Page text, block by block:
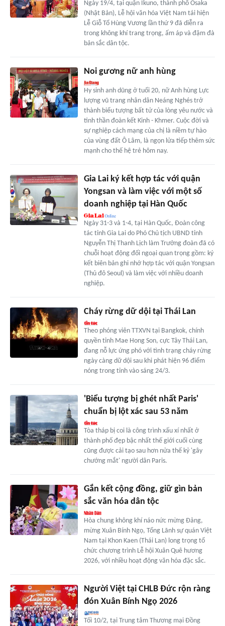
Ngày 19/4, tại quận Ikuno, thành phố Osaka
(Nhật Bản), Lễ hội văn hóa Việt Nam tái hiện
Lễ Giỗ Tổ Hùng Vương lần thứ 9 đã diễn ra
trong không khí trang trọng, ấm áp và đậm đà
bản sắc dân tộc.
Noi gương nữ anh hùng
Hy sinh anh dũng ở tuổi 20, nữ Anh hùng Lực
lượng vũ trang nhân dân Neáng Nghés trở
thành biểu tượng bất tử của lòng yêu nước và
tinh thần đoàn kết Kinh - Khmer. Cuộc đời và
sự nghiệp cách mạng của chị là niềm tự hào
của vùng đất Ô Lâm, là ngọn lửa tiếp thêm sức
mạnh cho thế hệ trẻ hôm nay.
Gia Lai ký kết hợp tác với quận
Yongsan và làm việc với một số
doanh nghiệp tại Hàn Quốc
Ngày 31-3 và 1-4, tại Hàn Quốc, Đoàn công
tác tỉnh Gia Lai do Phó Chủ tịch UBND tỉnh
Nguyễn Thị Thanh Lịch làm Trưởng đoàn đã có
chuỗi hoạt động đối ngoại quan trọng gồm: ký
kết biên bản ghi nhớ hợp tác với quận Yongsan
(Thủ đô Seoul) và làm việc với nhiều doanh
nghiệp.
Cháy rừng dữ dội tại Thái Lan
Theo phóng viên TTXVN tại Bangkok, chính
quyền tỉnh Mae Hong Son, cực Tây Thái Lan,
đang nỗ lực ứng phó với tình trạng cháy rừng
ngày càng dữ dội sau khi phát hiện 96 điểm
nóng trong tỉnh vào sáng 24/3.
'Biểu tượng bị ghét nhất Paris'
chuẩn bị lột xác sau 53 năm
Tòa tháp bị coi là công trình xấu xí nhất ở
thành phố đẹp bậc nhất thế giới cuối cùng
cũng được cải tạo sau hơn nửa thế kỷ 'gây
chướng mắt' người dân Paris.
Gắn kết cộng đồng, giữ gìn bản
sắc văn hóa dân tộc
Hòa chung không khí náo nức mừng Đảng,
mừng Xuân Bính Ngọ, Tổng Lãnh sự quán Việt
Nam tại Khon Kaen (Thái Lan) long trọng tổ
chức chương trình Lễ hội Xuân Quê hương
2026, với nhiều hoạt động văn hóa đặc sắc.
Người Việt tại CHLB Đức rộn ràng
đón Xuân Bính Ngọ 2026
Tối 10/2, tại Trung tâm Thương mại Đồng